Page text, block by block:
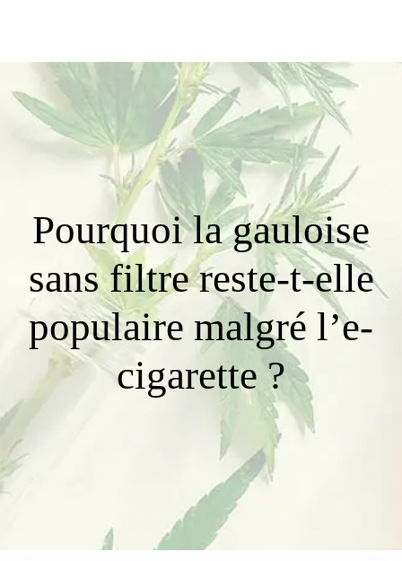
Pourquoi la gauloise
sans filtre reste-t-elle
populaire malgré l’e-
cigarette ?